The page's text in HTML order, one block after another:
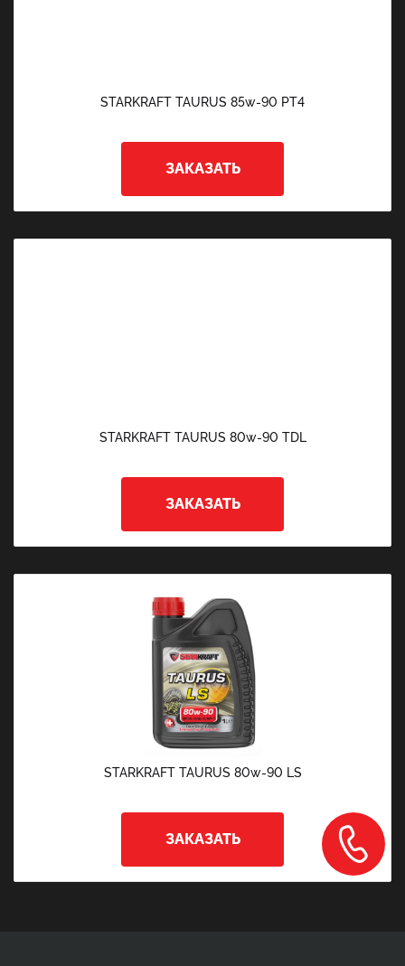
STARKRAFT TAURUS 85w-90 PT4
ЗАКАЗАТЬ
STARKRAFT TAURUS 80w-90 TDL
ЗАКАЗАТЬ
STARKRAFT TAURUS 80w-90 LS
ЗАКАЗАТЬ